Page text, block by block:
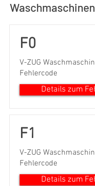
Waschmaschinen
F0
V-ZUG
Fehlercode
Details zum
F1
V-ZUG
Fehlercode
Details zum